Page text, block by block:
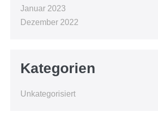
Januar 2023
Dezember 2022
Kategorien
Unkategorisiert